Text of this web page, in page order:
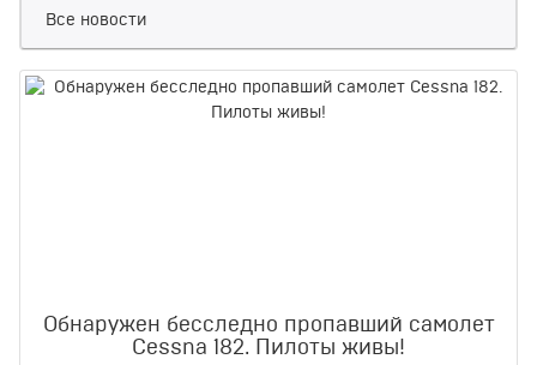
Все новости
Обнаружен бесследно пропавший самолет
Cessna 182. Пилоты живы!